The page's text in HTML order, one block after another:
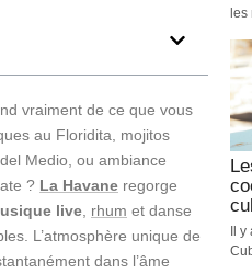
vraiment de ce que vous
au Floridita, mojitos
Medio, ou ambiance
? La Havane regorge
live rhum et danse
L’atmosphère unique de
dans l’âme
Il